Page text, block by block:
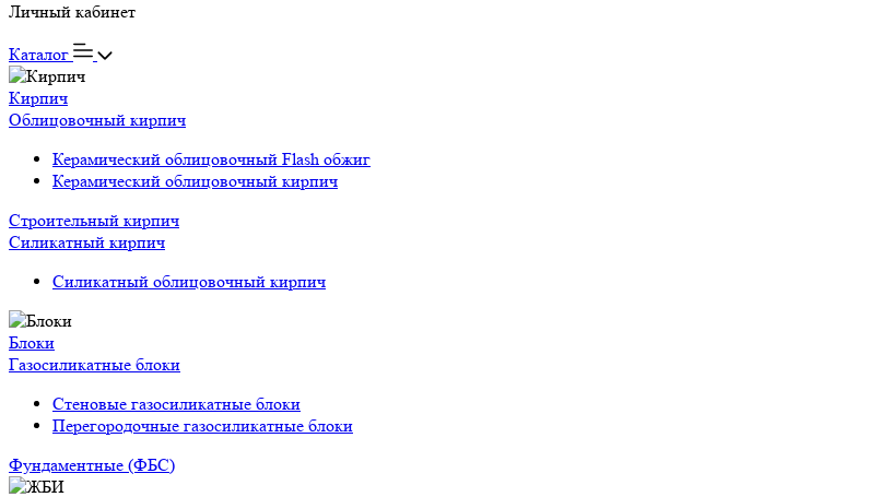
Личный кабинет
Каталог
Кирпич
Облицовочный кирпич
Керамический облицовочный Flash обжиг
Керамический облицовочный кирпич
Строительный кирпич
Силикатный кирпич
Силикатный облицовочный кирпич
Блоки
Газосиликатные блоки
Стеновые газосиликатные блоки
Перегородочные газосиликатные блоки
Фундаментные (ФБС)